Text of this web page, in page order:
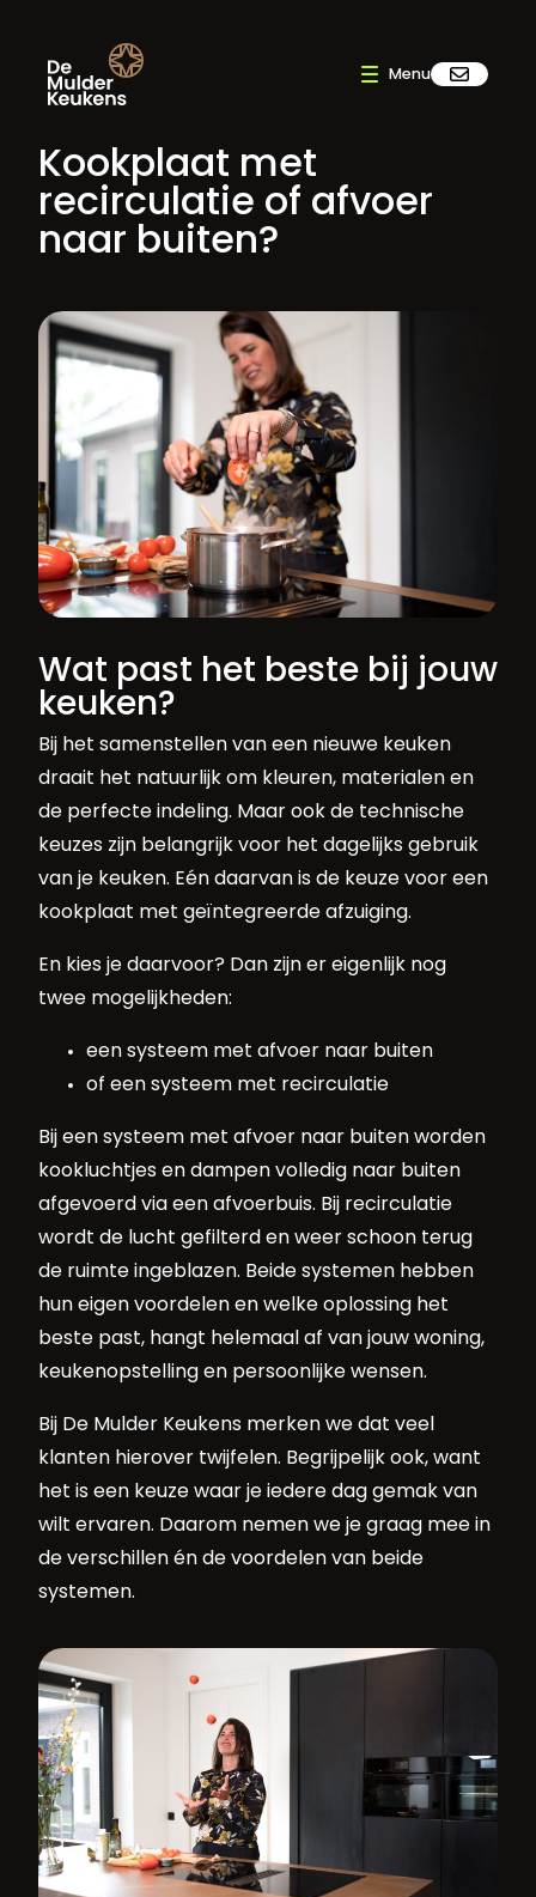
Kookplaat met
recirculatie of afvoer
naar buiten?
Wat past het beste bij jouw
keuken?
Bij het samenstellen van een nieuwe keuken
draait het natuurlijk om kleuren, materialen en
de perfecte indeling. Maar ook de technische
keuzes zijn belangrijk voor het dagelijks gebruik
van je keuken. Eén daarvan is de keuze voor een
kookplaat met geïntegreerde afzuiging.
En kies je daarvoor? Dan zijn er eigenlijk nog
twee mogelijkheden:
een systeem met afvoer naar buiten
of een systeem met recirculatie
Bij een systeem met afvoer naar buiten worden
kookluchtjes en dampen volledig naar buiten
afgevoerd via een afvoerbuis. Bij recirculatie
wordt de lucht gefilterd en weer schoon terug
de ruimte ingeblazen. Beide systemen hebben
hun eigen voordelen en welke oplossing het
beste past, hangt helemaal af van jouw woning,
keukenopstelling en persoonlijke wensen.
Bij De Mulder Keukens merken we dat veel
klanten hierover twijfelen. Begrijpelijk ook, want
het is een keuze waar je iedere dag gemak van
wilt ervaren. Daarom nemen we je graag mee in
de verschillen én de voordelen van beide
systemen.